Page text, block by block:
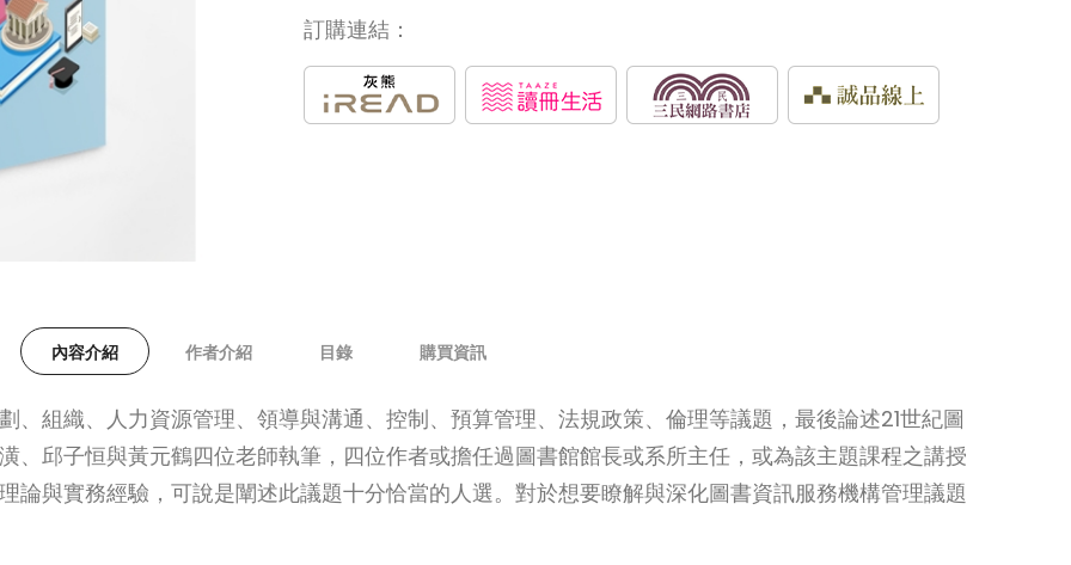
訂購連結：
內容介紹
、組織、人力資源管理、領導與溝通、控制、預算管理、法規政策、倫理等議題，最後論述21世紀圖
、邱子恒與黃元鶴四位老師執筆，四位作者或擔任過圖書館館長或系所主任，或為該主題課程之講授
論與實務經驗，可說是闡述此議題十分恰當的人選。對於想要瞭解與深化圖書資訊服務機構管理議題
作者介紹 目錄 購買資訊